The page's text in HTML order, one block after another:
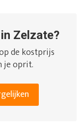
Zelzate?
de kostprijs
je oprit.